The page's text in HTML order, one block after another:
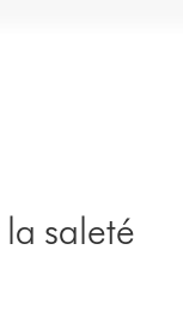
saleté